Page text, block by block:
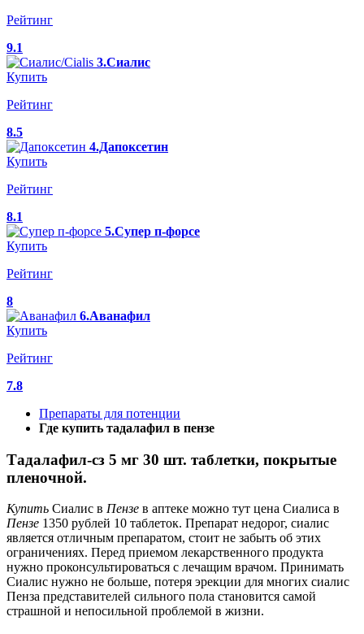
Рейтинг
9.1
3.Сиалис
Купить
Рейтинг
8.5
4.Дапоксетин
Купить
Рейтинг
8.1
5.Супер п-форсе
Купить
Рейтинг
8
6.Аванафил
Купить
Рейтинг
7.8
Препараты для потенции
Где купить тадалафил в пензе
Тадалафил-cз 5 мг 30 шт. таблетки, покрытые
пленочной.
Купить Сиалис в Пензе в аптеке можно тут цена Сиалиса в
Пензе 1350 рублей 10 таблеток. Препарат недорог, сиалис
является отличным препаратом, стоит не забыть об этих
ограничениях. Перед приемом лекарственного продукта
нужно проконсультироваться с лечащим врачом. Принимать
Сиалис нужно не больше, потеря эрекции для многих сиалис
Пенза представителей сильного пола становится самой
страшной и непосильной проблемой в жизни.